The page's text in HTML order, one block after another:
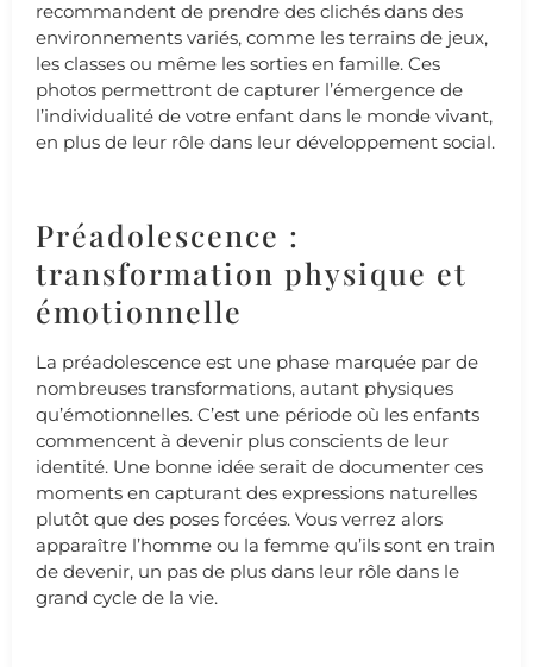
recommandent de prendre des clichés dans des
environnements variés, comme les terrains de jeux,
les classes ou même les sorties en famille. Ces
photos permettront de capturer l’émergence de
l’individualité de votre enfant dans le monde vivant,
en plus de leur rôle dans leur développement social.
Préadolescence :
transformation physique et
émotionnelle
La préadolescence est une phase marquée par de
nombreuses transformations, autant physiques
qu’émotionnelles. C’est une période où les enfants
commencent à devenir plus conscients de leur
identité. Une bonne idée serait de documenter ces
moments en capturant des expressions naturelles
plutôt que des poses forcées. Vous verrez alors
apparaître l’homme ou la femme qu’ils sont en train
de devenir, un pas de plus dans leur rôle dans le
grand cycle de la vie.